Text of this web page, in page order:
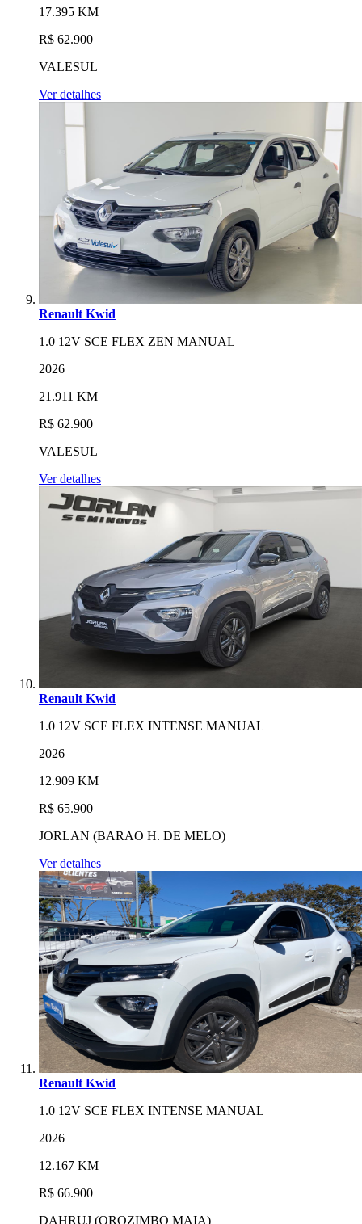
17.395 KM
R$ 62.900
VALESUL
Ver detalhes
Renault Kwid
1.0 12V SCE FLEX ZEN MANUAL
2026
21.911 KM
R$ 62.900
VALESUL
Ver detalhes
Renault Kwid
1.0 12V SCE FLEX INTENSE MANUAL
2026
12.909 KM
R$ 65.900
JORLAN (BARAO H. DE MELO)
Ver detalhes
Renault Kwid
1.0 12V SCE FLEX INTENSE MANUAL
2026
12.167 KM
R$ 66.900
DAHRUJ (OROZIMBO MAIA)